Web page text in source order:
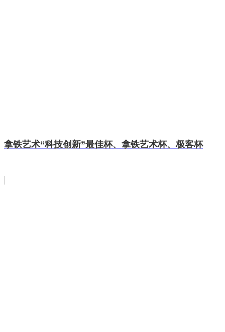
拿铁艺术“科技创新”最佳杯、拿铁艺术杯、极客杯